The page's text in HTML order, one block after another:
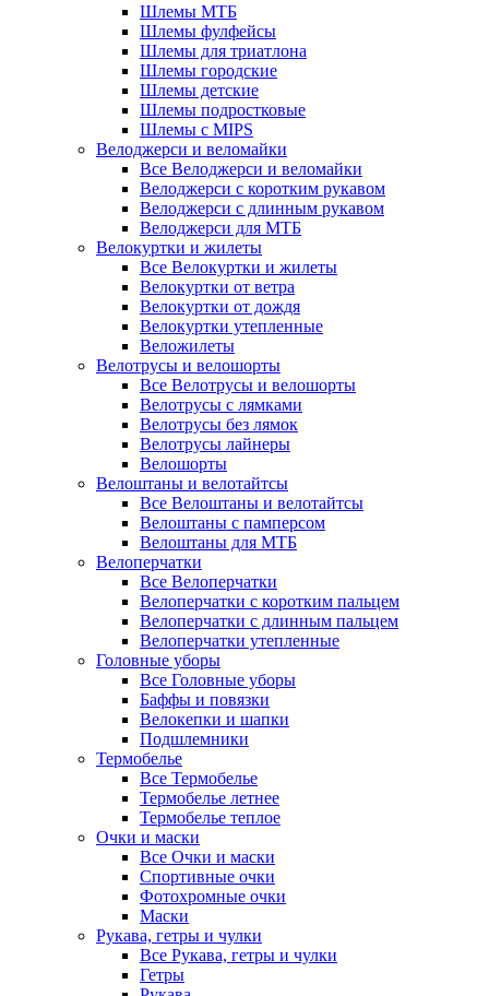
Шлемы МТБ
Шлемы фулфейсы
Шлемы для триатлона
Шлемы городские
Шлемы детские
Шлемы подростковые
Шлемы с MIPS
Велоджерси и веломайки
Все Велоджерси и веломайки
Велоджерси с коротким рукавом
Велоджерси с длинным рукавом
Велоджерси для МТБ
Велокуртки и жилеты
Все Велокуртки и жилеты
Велокуртки от ветра
Велокуртки от дождя
Велокуртки утепленные
Веложилеты
Велотрусы и велошорты
Все Велотрусы и велошорты
Велотрусы с лямками
Велотрусы без лямок
Велотрусы лайнеры
Велошорты
Велоштаны и велотайтсы
Все Велоштаны и велотайтсы
Велоштаны с памперсом
Велоштаны для МТБ
Велоперчатки
Все Велоперчатки
Велоперчатки с коротким пальцем
Велоперчатки с длинным пальцем
Велоперчатки утепленные
Головные уборы
Все Головные уборы
Баффы и повязки
Велокепки и шапки
Подшлемники
Термобелье
Все Термобелье
Термобелье летнее
Термобелье теплое
Очки и маски
Все Очки и маски
Спортивные очки
Фотохромные очки
Маски
Рукава, гетры и чулки
Все Рукава, гетры и чулки
Гетры